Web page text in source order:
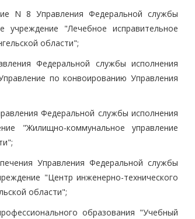
N 8 Управления Федеральной службы
учреждение "Лечебное исправительное
области";
Федеральной службы исполнения
по конвоированию Управления
Федеральной службы исполнения
"Жилищно-коммунальное управление
Управления Федеральной службы
"Центр инженерно-технического
области";
образования "Учебный